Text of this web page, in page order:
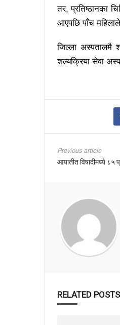
तर, प्रतिष्ठानका
आएपछि पाँच
जिल्ला अस्पतालमै
शल्यक्रिया सेवा
Previous article
आयातीत विषादीमध्ये ८५
RELATED POSTS